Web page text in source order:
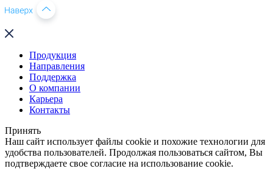
Продукция
Направления
Поддержка
О компании
Карьера
Контакты
Принять
Наш сайт использует файлы cookie и похожие технологии для
удобства пользователей. Продолжая пользоваться сайтом, Вы
подтверждаете свое согласие на использование cookie.